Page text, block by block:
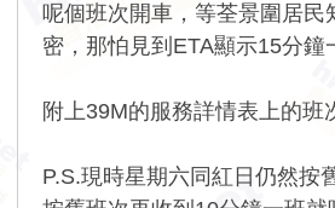
呢個班次開車，等荃景圍居
密，那怕見到ETA顯示15分鐘
附上39M的服務詳情表上的班
P.S.現時星期六同紅日仍然按